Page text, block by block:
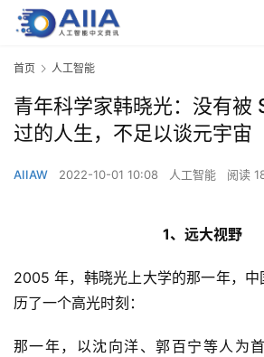
首页 人工智能
青年科学家韩晓光：没有被
过的人生，不足以谈元宇宙
AIIAW 2022-10-01 10:08 人工智能 阅读
1、远大视野
2005 年，韩晓光上大学的那一年，
历了一个高光时刻：
那一年，以沈向洋、郭百宁等人为